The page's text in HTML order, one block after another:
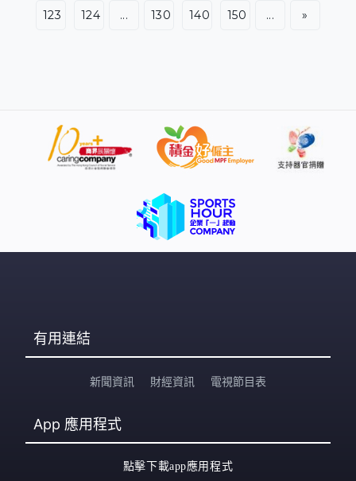
價錢放售，事件引起不少人關注。 現時一般市民如果想預
今年7月，已獲註冊或獲豁免註冊的社團或分支機構有超過
3.5萬個。 陳先生曾就有關炒場問題，多次向康文署投訴，
但並不成功。「我預訂個人場地，一日最多只能預訂兩小
用團體身份去預訂，其實是沒有限制你預訂多少場次。如
果你運氣好，抽中你的話，你一日可以預訂10個體育館場
123 124 ... 130 140 150 ... »
有用連結
新聞資訊 財經資訊 電視節目表
App 應用程式
點擊下載app應用程式